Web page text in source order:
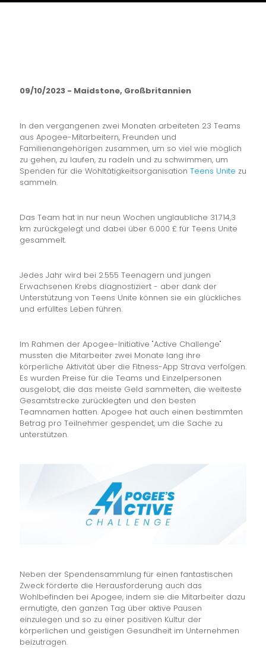
09/10/2023 - Maidstone, Großbritannien
In den vergangenen zwei Monaten arbeiteten 23 Teams
aus Apogee-Mitarbeitern, Freunden und
Familienangehörigen zusammen, um so viel wie möglich
zu gehen, zu laufen, zu radeln und zu schwimmen, um
Spenden für die Wohltätigkeitsorganisation Teens Unite zu
sammeln.
Das Team hat in nur neun Wochen unglaubliche 31.714,3
km zurückgelegt und dabei über 6.000 £ für Teens Unite
gesammelt.
Jedes Jahr wird bei 2.555 Teenagern und jungen
Erwachsenen Krebs diagnostiziert - aber dank der
Unterstützung von Teens Unite können sie ein glückliches
und erfülltes Leben führen.
Im Rahmen der Apogee-Initiative "Active Challenge"
mussten die Mitarbeiter zwei Monate lang ihre
körperliche Aktivität über die Fitness-App Strava verfolgen.
Es wurden Preise für die Teams und Einzelpersonen
ausgelobt, die das meiste Geld sammelten, die weiteste
Gesamtstrecke zurücklegten und den besten
Teamnamen hatten. Apogee hat auch einen bestimmten
Betrag pro Teilnehmer gespendet, um die Sache zu
unterstützen.
Neben der Spendensammlung für einen fantastischen
Zweck förderte die Herausforderung auch das
Wohlbefinden bei Apogee, indem sie die Mitarbeiter dazu
ermutigte, den ganzen Tag über aktive Pausen
einzulegen und so zu einer positiven Kultur der
körperlichen und geistigen Gesundheit im Unternehmen
beizutragen.